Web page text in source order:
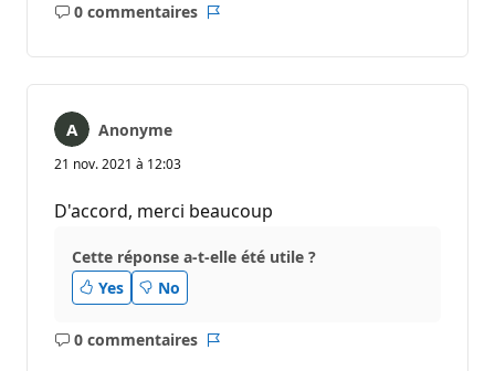
0 commentaires
Aucun
Anonyme
21 nov. 2021 à 12:03
D'accord, merci beaucoup
Cette réponse a-t-elle été utile ?
Yes
No
0 commentaires
Aucun